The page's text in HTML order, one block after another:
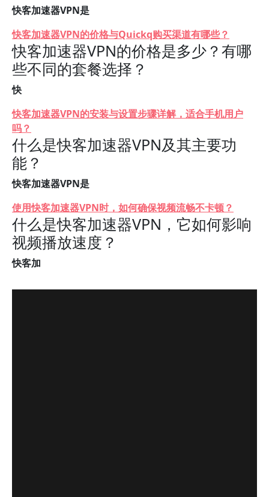
快客加速器VPN是
快客加速器VPN的价格与Quickq购买渠道有哪些？
快客加速器VPN的价格是多少？有哪
些不同的套餐选择？
快
快客加速器VPN的安装与设置步骤详解，适合手机用户
吗？
什么是快客加速器VPN及其主要功
能？
快客加速器VPN是
使用快客加速器VPN时，如何确保视频流畅不卡顿？
什么是快客加速器VPN，它如何影响
视频播放速度？
快客加